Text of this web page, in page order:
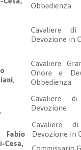
Obbedienza
Cavaliere
Devozione in
,
Cavaliere
Onore e
Obbedienza
,
Cavaliere
Devozione
Cesa,
Cavaliere
Devozione in
Commissario